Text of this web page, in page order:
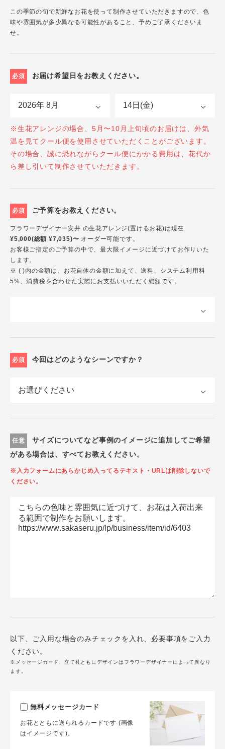
この季節の旬で新鮮なお花を使って制作させていただきますので、色
味や雰囲気が多少異なる可能性があること、予めご了承くださいま
せ。
必須 お届け希望日をお教えください。
※生花アレンジの場合、5月〜10月上旬頃のお届けは、外気
温を見てクール便を使用させていただくことがございます。
その場合、誠に恐れながらクール便にかかる費用は、花代か
ら差し引いて制作させていただきます。
必須 ご予算をお教えください。
フラワーデザイナー安井 の生花アレンジ(置けるお花)は現在
¥5,000(総額 ¥7,035)〜 オーダー可能です。
お客様ご指定のご予算の中で、最大限イメージに近づけてお作りいた
します。
※ ( )内の金額は、お花自体の金額に加えて、送料、システム利用料
5%、消費税を合わせた実際にお支払いいただく総額です。
必須 今回はどのようなシーンですか？
任意
サイズについてなど事例のイメージに追加してご希望
がある場合は、すべてお教えください。
※入力フォームにあらかじめ入ってるテキスト・URLは削除しないで
ください。
以下、ご入用な場合のみチェックを入れ、必要事項をご入力
ください。
※メッセージカード、立て札ともにデザインはフラワーデザイナーによって異なり
ます。
無料メッセージカード
お花とともに送られるカードです (画像
はイメージです)。